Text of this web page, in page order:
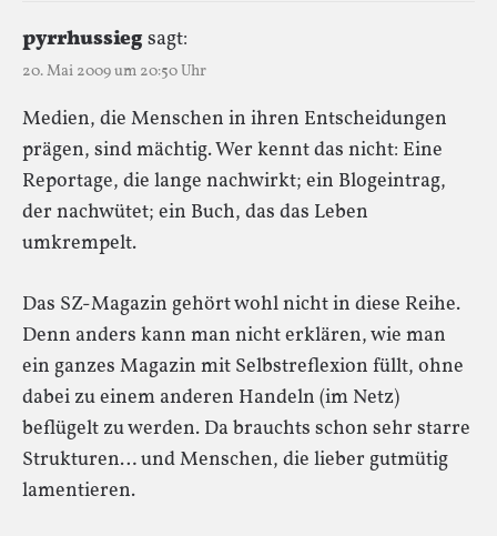
pyrrhussiegsagt:
20. Mai 2009 um 20:50 Uhr
Medien, die Menschen in ihren Entscheidungen
prägen, sind mächtig. Wer kennt das nicht: Eine
Reportage, die lange nachwirkt; ein Blogeintrag,
der nachwütet; ein Buch, das das Leben
umkrempelt.
Das SZ-Magazin gehört wohl nicht in diese Reihe.
Denn anders kann man nicht erklären, wie man
ein ganzes Magazin mit Selbstreflexion füllt, ohne
dabei zu einem anderen Handeln (im Netz)
beflügelt zu werden. Da brauchts schon sehr starre
Strukturen… und Menschen, die lieber gutmütig
lamentieren.